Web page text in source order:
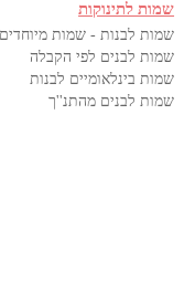
שמות לתינוקות
שמות לבנות - שמות
שמות לבנים לפי הקבלה
שמות בינלאומיים לבנות
שמות לבנים מהתנ''ך